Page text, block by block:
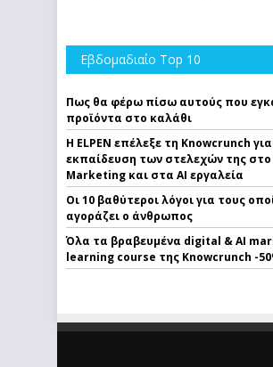
Εβδομαδιαίο Top 10
Πως θα φέρω πίσω αυτούς που
προϊόντα στο καλάθι
Η ELPEN επέλεξε τη Knowcrunch
εκπαίδευση των στελεχών της
Marketing και στα AI εργαλεία
Οι 10 βαθύτεροι λόγοι για τους
αγοράζει ο άνθρωπος
Όλα τα βραβευμένα digital & AI
learning course της Knowcrunch -